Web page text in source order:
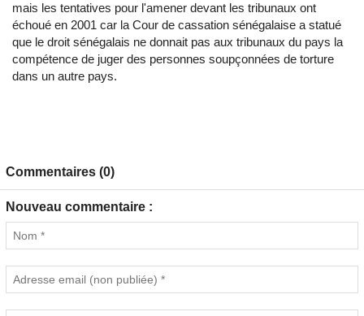
mais les tentatives pour l'amener devant les tribunaux ont
échoué en 2001 car la Cour de cassation sénégalaise a statué
que le droit sénégalais ne donnait pas aux tribunaux du pays la
compétence de juger des personnes soupçonnées de torture
dans un autre pays.
Commentaires (0)
Nouveau commentaire :